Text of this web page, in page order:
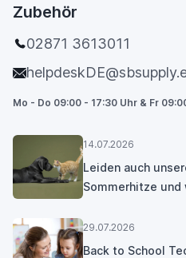
Zubehör
02871 3613011
Mo - Do 09:00 - 17:30 Uhr & Fr
14.07.2026
Leiden auch
Sommerhitze
29.07.2026
Back to School